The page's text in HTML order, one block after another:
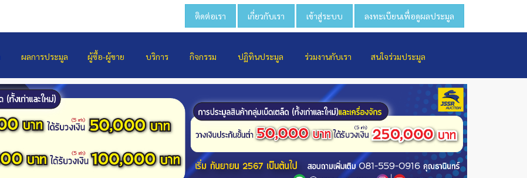
ติดต่อเรา เกี่ยวกับเรา เข้าสู่ระบบ ลงทะเบียนเพื่อดูผลประมูล
ผลการประมูล ผู้ซื้อ-ผู้ขาย บริการ กิจกรรม ปฏิทินประมูล ร่วมงานกับเรา สนใจร่วมประมูล